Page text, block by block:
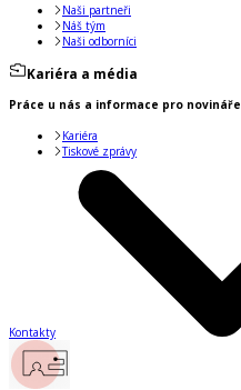
Naši partneři
Náš tým
Naši odborníci
Kariéra a média
Práce u nás a informace pro novináře
Kariéra
Tiskové zprávy
Kontakty